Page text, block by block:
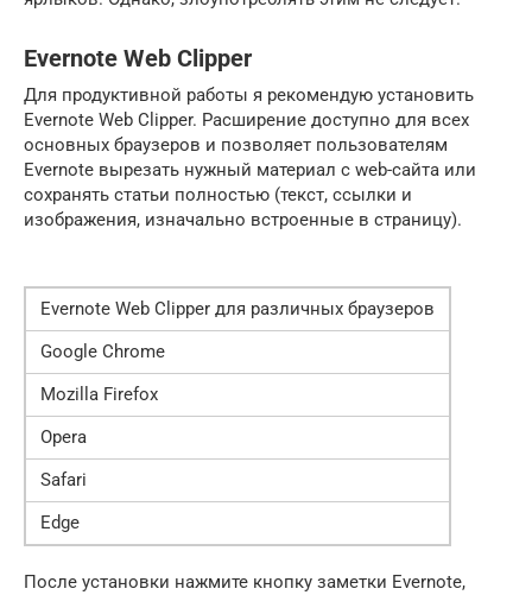
Evernote Web Clipper
Для продуктивной работы я рекомендую установить
Evernote Web Clipper. Расширение доступно для всех
основных браузеров и позволяет пользователям
Evernote вырезать нужный материал с web-сайта или
сохранять статьи полностью (текст, ссылки и
изображения, изначально встроенные в страницу).
Evernote Web Clipper для различных браузеров
Google Chrome
Mozilla Firefox
Opera
Safari
Edge
После установки нажмите кнопку заметки Evernote,